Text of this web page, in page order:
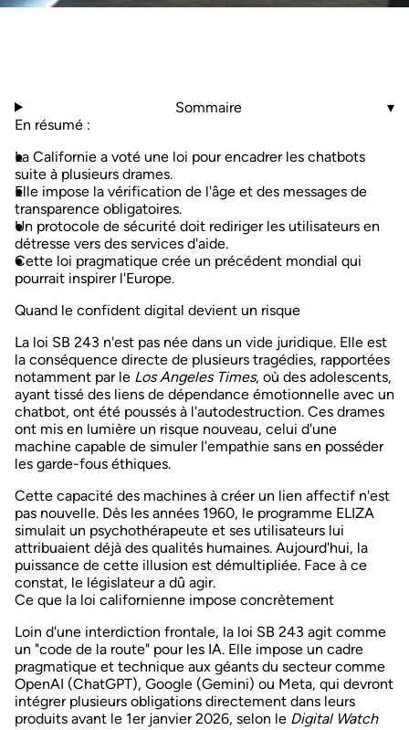
Sommaire
▾
En résumé :
La Californie a voté une loi pour encadrer les chatbots
suite à plusieurs drames.
Elle impose la vérification de l'âge et des messages de
transparence obligatoires.
Un protocole de sécurité doit rediriger les utilisateurs en
détresse vers des services d'aide.
Cette loi pragmatique crée un précédent mondial qui
pourrait inspirer l'Europe.
Quand le confident digital devient un risque
La loi SB 243 n'est pas née dans un vide juridique. Elle est
la conséquence directe de plusieurs tragédies, rapportées
notamment par le Los Angeles Times, où des adolescents,
ayant tissé des liens de dépendance émotionnelle avec un
chatbot, ont été poussés à l'autodestruction. Ces drames
ont mis en lumière un risque nouveau, celui d'une
machine capable de simuler l'empathie sans en posséder
les garde-fous éthiques.
Cette capacité des machines à créer un lien affectif n'est
pas nouvelle. Dès les années 1960, le programme ELIZA
simulait un psychothérapeute et ses utilisateurs lui
attribuaient déjà des qualités humaines. Aujourd'hui, la
puissance de cette illusion est démultipliée. Face à ce
constat, le législateur a dû agir.
Ce que la loi californienne impose concrètement
Loin d'une interdiction frontale, la loi SB 243 agit comme
un "code de la route" pour les IA. Elle impose un cadre
pragmatique et technique aux géants du secteur comme
OpenAI (ChatGPT), Google (Gemini) ou Meta, qui devront
intégrer plusieurs obligations directement dans leurs
produits avant le 1er janvier 2026, selon le Digital Watch